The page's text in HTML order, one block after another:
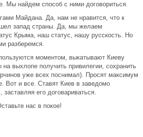
Мы найдем способ с ними договориться.
Майдана. Да, нам не нравится, что к
запад страны. Да, мы желаем
Крыма, наш статус, нашу русскость. Но
разберемся.
моментом, выкатывают Киеву
выхлопе получить привилегии, сохранить
уже всех поснимал). Просят максимум
Вот и все. Ставят Киев в заведомо
его договариваться.
нас в покое!